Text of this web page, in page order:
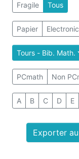
Fragile Tous
Papier Electronic
Tours - Bib. Math.
PCmath Non
A B C D E
Exporter